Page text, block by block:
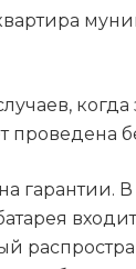
проведена
гарантии.